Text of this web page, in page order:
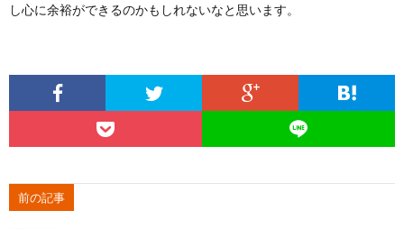
し心に余裕ができるのかもしれないなと思います。
前の記事